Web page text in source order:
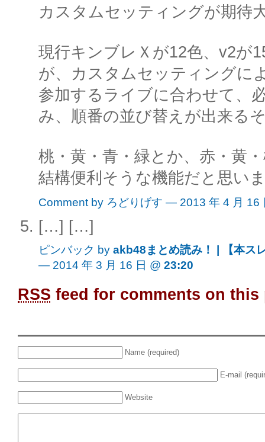
カスタムセッティングが期待
現行キンブレＸが12色、v2が
が、カスタムセッティングに
参加するライブに合わせて、
み、順番の並び替えが出来る
桃・黄・青・緑とか、赤・黄
結構便利そうな機能だと思い
Comment by ろどりげす — 2013 年 4 月 16
[…] […]
ピンバック by akb48まとめ読み！ | 【本ス
— 2014 年 3 月 16 日 @ 23:20
RSS feed for comments on this
Name (required)
E-mail
Website